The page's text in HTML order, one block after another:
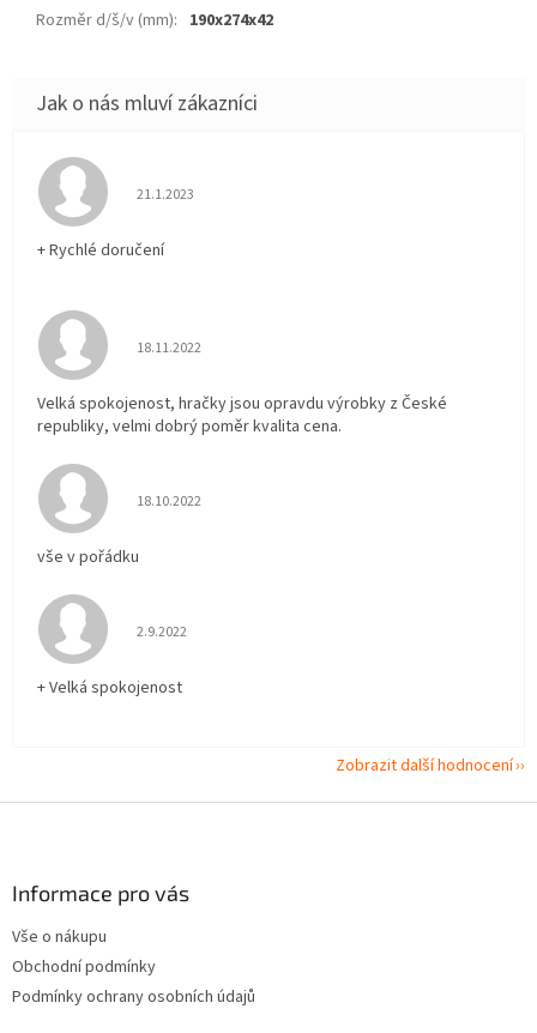
Rozměr d/š/v (mm): 190x274x42
Hodnocení obchodu je 5 z 5 hvězdiček.
21.1.2023
+ Rychlé doručení
Hodnocení obchodu je 5 z 5 hvězdiček.
18.11.2022
Velká spokojenost, hračky jsou opravdu výrobky z České
republiky, velmi dobrý poměr kvalita cena.
Hodnocení obchodu je 5 z 5 hvězdiček.
18.10.2022
vše v pořádku
Hodnocení obchodu je 5 z 5 hvězdiček.
2.9.2022
+ Velká spokojenost
Zobrazit další hodnocení
Informace pro vás
Vše o nákupu
Obchodní podmínky
Podmínky ochrany osobních údajů